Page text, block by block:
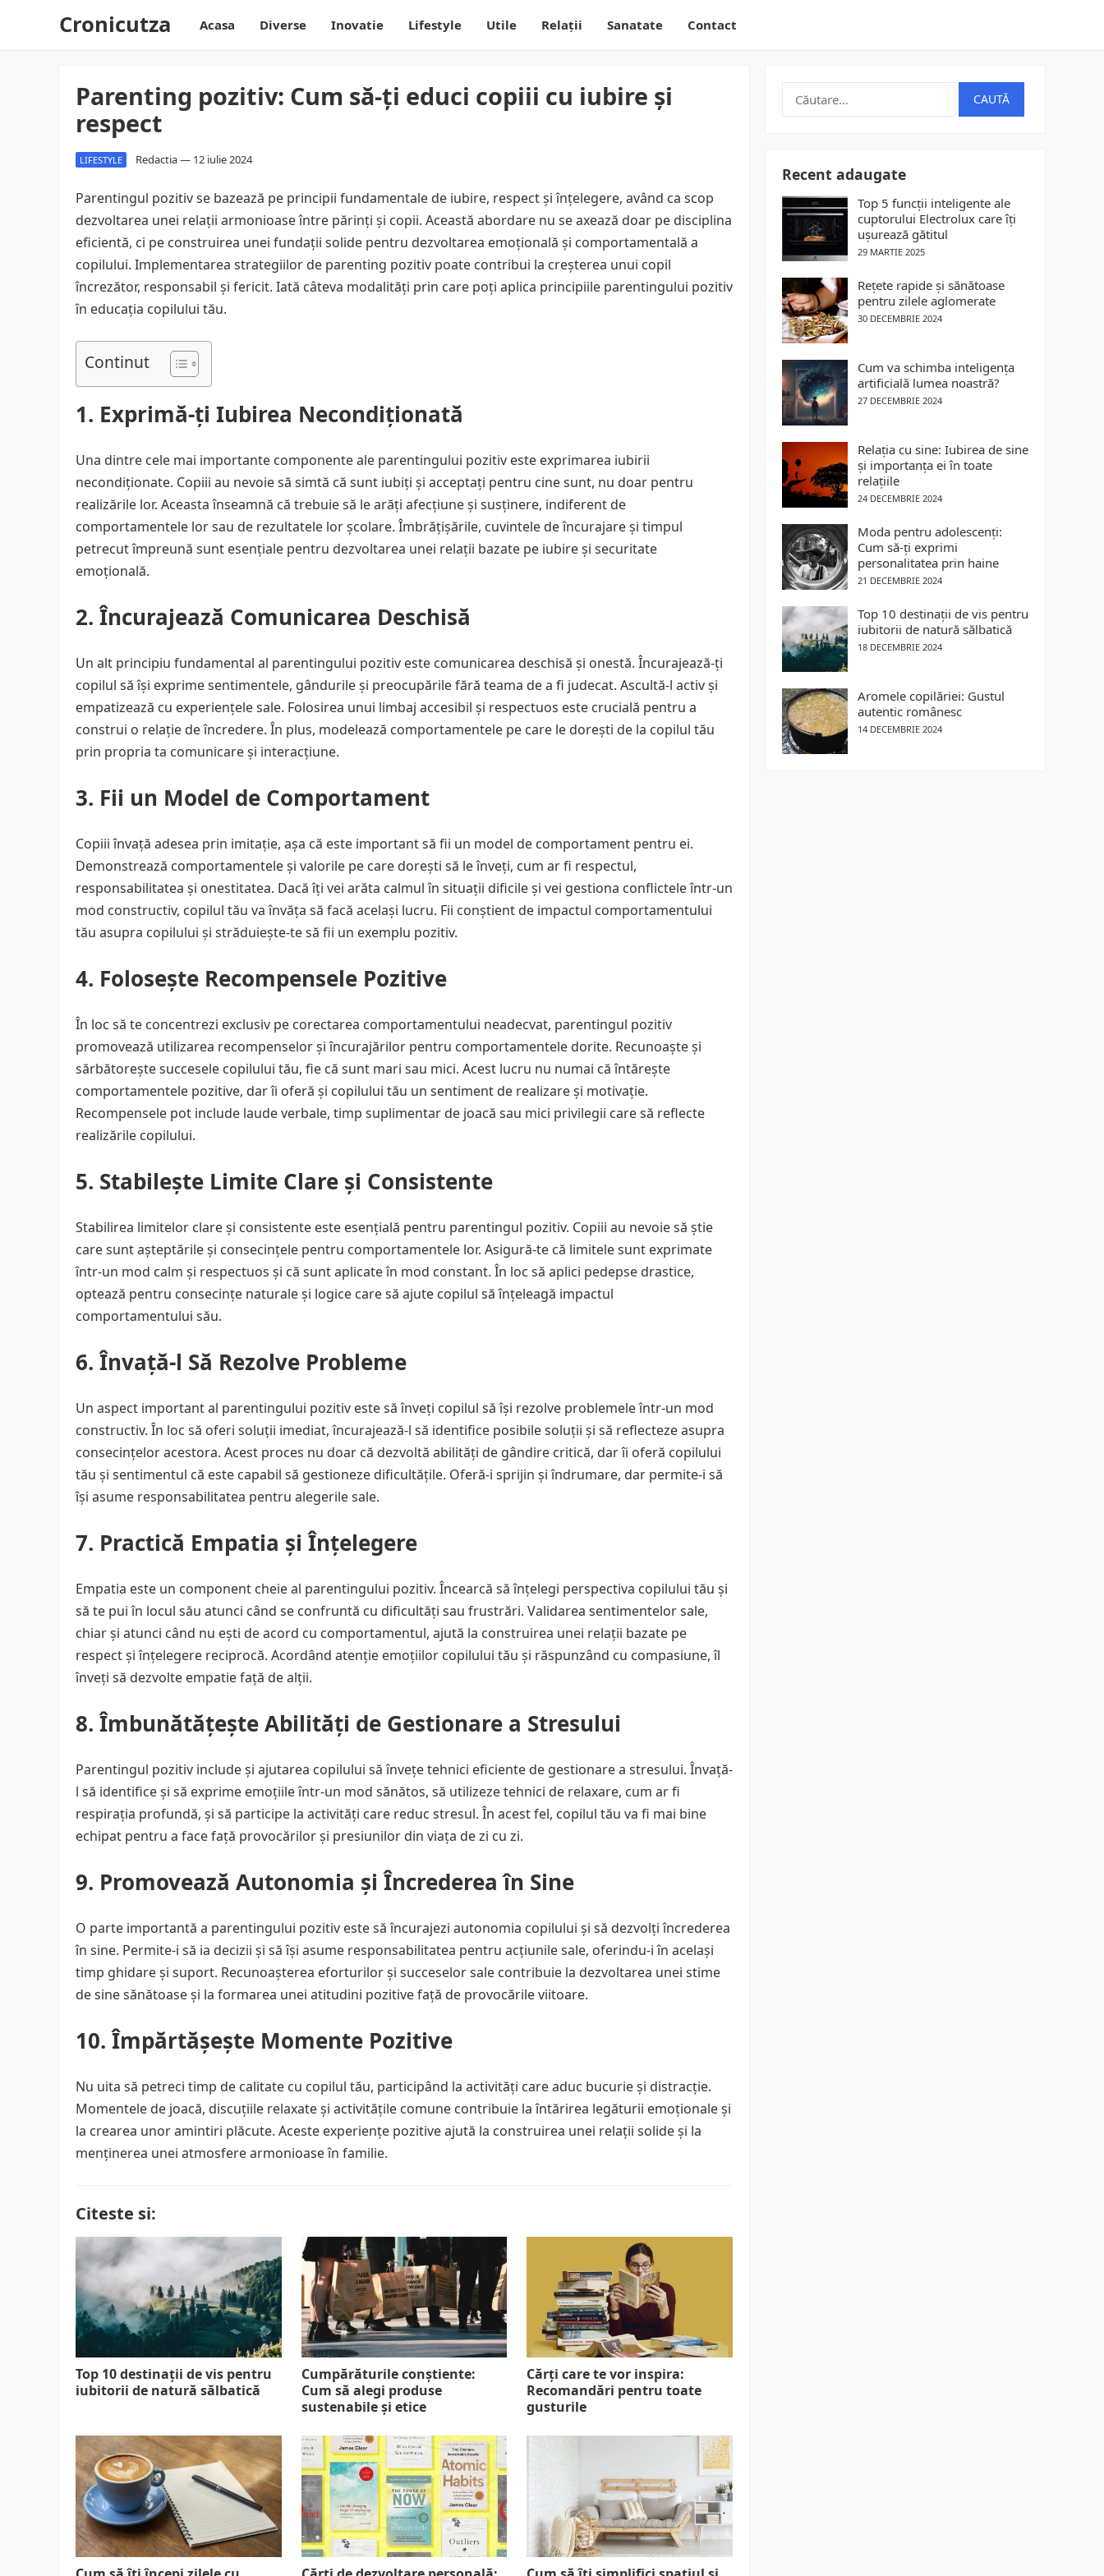
Cronicutza Acasa Diverse Inovatie Lifestyle Utile Relații Sanatate Contact
Parenting pozitiv: Cum să-ți educi copiii cu iubire și
respect
LIFESTYLE Redactia— 12 iulie 2024
Parentingul pozitiv se bazează pe principii fundamentale de iubire, respect și înțelegere, având ca scop
dezvoltarea unei relații armonioase între părinți și copii. Această abordare nu se axează doar pe disciplina
eficientă, ci pe construirea unei fundații solide pentru dezvoltarea emoțională și comportamentală a
copilului. Implementarea strategiilor de parenting pozitiv poate contribui la creșterea unui copil
încrezător, responsabil și fericit. Iată câteva modalități prin care poți aplica principiile parentingului pozitiv
în educația copilului tău.
Continut
1. Exprimă-ți Iubirea Necondiționată
Una dintre cele mai importante componente ale parentingului pozitiv este exprimarea iubirii
necondiționate. Copiii au nevoie să simtă că sunt iubiți și acceptați pentru cine sunt, nu doar pentru
realizările lor. Aceasta înseamnă că trebuie să le arăți afecțiune și susținere, indiferent de
comportamentele lor sau de rezultatele lor școlare. Îmbrățișările, cuvintele de încurajare și timpul
petrecut împreună sunt esențiale pentru dezvoltarea unei relații bazate pe iubire și securitate
emoțională.
2. Încurajează Comunicarea Deschisă
Un alt principiu fundamental al parentingului pozitiv este comunicarea deschisă și onestă. Încurajează-ți
copilul să își exprime sentimentele, gândurile și preocupările fără teama de a fi judecat. Ascultă-l activ și
empatizează cu experiențele sale. Folosirea unui limbaj accesibil și respectuos este crucială pentru a
construi o relație de încredere. În plus, modelează comportamentele pe care le dorești de la copilul tău
prin propria ta comunicare și interacțiune.
3. Fii un Model de Comportament
Copiii învață adesea prin imitație, așa că este important să fii un model de comportament pentru ei.
Demonstrează comportamentele și valorile pe care dorești să le înveți, cum ar fi respectul,
responsabilitatea și onestitatea. Dacă îți vei arăta calmul în situații dificile și vei gestiona conflictele într-un
mod constructiv, copilul tău va învăța să facă același lucru. Fii conștient de impactul comportamentului
tău asupra copilului și străduiește-te să fii un exemplu pozitiv.
4. Folosește Recompensele Pozitive
În loc să te concentrezi exclusiv pe corectarea comportamentului neadecvat, parentingul pozitiv
promovează utilizarea recompenselor și încurajărilor pentru comportamentele dorite. Recunoaște și
sărbătorește succesele copilului tău, fie că sunt mari sau mici. Acest lucru nu numai că întărește
comportamentele pozitive, dar îi oferă și copilului tău un sentiment de realizare și motivație.
Recompensele pot include laude verbale, timp suplimentar de joacă sau mici privilegii care să reflecte
realizările copilului.
5. Stabilește Limite Clare și Consistente
Stabilirea limitelor clare și consistente este esențială pentru parentingul pozitiv. Copiii au nevoie să știe
care sunt așteptările și consecințele pentru comportamentele lor. Asigură-te că limitele sunt exprimate
într-un mod calm și respectuos și că sunt aplicate în mod constant. În loc să aplici pedepse drastice,
optează pentru consecințe naturale și logice care să ajute copilul să înțeleagă impactul
comportamentului său.
6. Învață-l Să Rezolve Probleme
Un aspect important al parentingului pozitiv este să înveți copilul să își rezolve problemele într-un mod
constructiv. În loc să oferi soluții imediat, încurajează-l să identifice posibile soluții și să reflecteze asupra
consecințelor acestora. Acest proces nu doar că dezvoltă abilități de gândire critică, dar îi oferă copilului
tău și sentimentul că este capabil să gestioneze dificultățile. Oferă-i sprijin și îndrumare, dar permite-i să
își asume responsabilitatea pentru alegerile sale.
7. Practică Empatia și Înțelegere
Empatia este un component cheie al parentingului pozitiv. Încearcă să înțelegi perspectiva copilului tău și
să te pui în locul său atunci când se confruntă cu dificultăți sau frustrări. Validarea sentimentelor sale,
chiar și atunci când nu ești de acord cu comportamentul, ajută la construirea unei relații bazate pe
respect și înțelegere reciprocă. Acordând atenție emoțiilor copilului tău și răspunzând cu compasiune, îl
înveți să dezvolte empatie față de alții.
8. Îmbunătățește Abilități de Gestionare a Stresului
Parentingul pozitiv include și ajutarea copilului să învețe tehnici eficiente de gestionare a stresului. Învață-
l să identifice și să exprime emoțiile într-un mod sănătos, să utilizeze tehnici de relaxare, cum ar fi
respirația profundă, și să participe la activități care reduc stresul. În acest fel, copilul tău va fi mai bine
echipat pentru a face față provocărilor și presiunilor din viața de zi cu zi.
9. Promovează Autonomia și Încrederea în Sine
O parte importantă a parentingului pozitiv este să încurajezi autonomia copilului și să dezvolți încrederea
în sine. Permite-i să ia decizii și să își asume responsabilitatea pentru acțiunile sale, oferindu-i în același
timp ghidare și suport. Recunoașterea eforturilor și succeselor sale contribuie la dezvoltarea unei stime
de sine sănătoase și la formarea unei atitudini pozitive față de provocările viitoare.
10. Împărtășește Momente Pozitive
Nu uita să petreci timp de calitate cu copilul tău, participând la activități care aduc bucurie și distracție.
Momentele de joacă, discuțiile relaxate și activitățile comune contribuie la întărirea legăturii emoționale și
la crearea unor amintiri plăcute. Aceste experiențe pozitive ajută la construirea unei relații solide și la
menținerea unei atmosfere armonioase în familie.
Citeste si:
Top 10 destinații de vis pentru
iubitorii de natură sălbatică
Cumpărăturile conștiente:
Cum să alegi produse
sustenabile și etice
Cărți care te vor inspira:
Recomandări pentru toate
gusturile
Caută
Recent adaugate
Top 5 funcții inteligente ale
cuptorului Electrolux care îți
ușurează gătitul
29 MARTIE 2025
Rețete rapide și sănătoase
pentru zilele aglomerate
30 DECEMBRIE 2024
Cum va schimba inteligența
artificială lumea noastră?
27 DECEMBRIE 2024
Relația cu sine: Iubirea de sine
și importanța ei în toate
relațiile
24 DECEMBRIE 2024
Moda pentru adolescenți:
Cum să-ți exprimi
personalitatea prin haine
21 DECEMBRIE 2024
Top 10 destinații de vis pentru
iubitorii de natură sălbatică
18 DECEMBRIE 2024
Aromele copilăriei: Gustul
autentic românesc
14 DECEMBRIE 2024